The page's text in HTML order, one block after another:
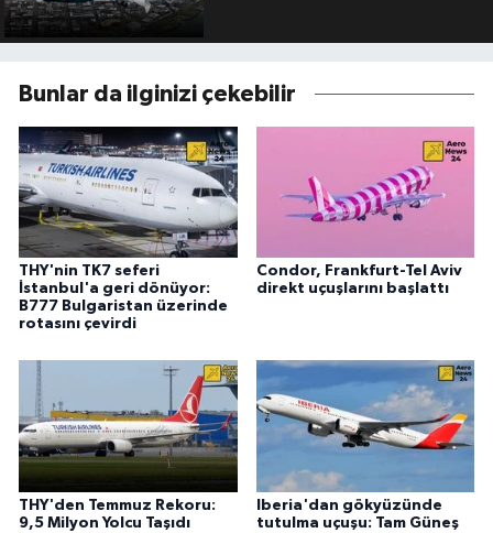
Bunlar da ilginizi çekebilir
THY'nin TK7 seferi
İstanbul'a geri dönüyor:
B777 Bulgaristan üzerinde
rotasını çevirdi
Condor, Frankfurt-Tel Aviv
direkt uçuşlarını başlattı
THY'den Temmuz Rekoru:
9,5 Milyon Yolcu Taşıdı
Iberia'dan gökyüzünde
tutulma uçuşu: Tam Güneş